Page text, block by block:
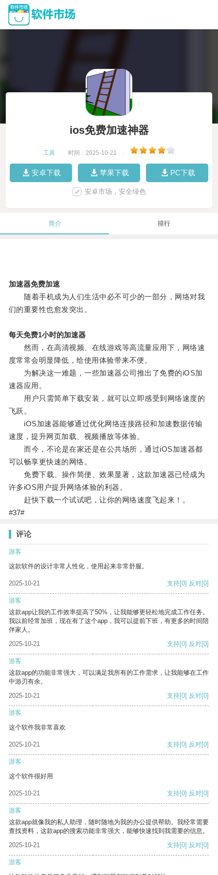
ios免费加速神器
工具 时间：2025-10-21
安卓下载 苹果下载 PC下载
安卓市场，安全绿色
简介 排行
加速器免费加速
随着手机成为人们生活中必不可少的一部分，网络对我
们的重要性也愈发突出。
每天免费1小时的加速器
然而，在高清视频、在线游戏等高流量应用下，网络速
度常常会明显降低，给使用体验带来不便。
为解决这一难题，一些加速器公司推出了免费的iOS加
速器应用。
用户只需简单下载安装，就可以立即感受到网络速度的
飞跃。
iOS加速器能够通过优化网络连接路径和加速数据传输
速度，提升网页加载、视频播放等体验。
而今，不论是在家还是在公共场所，通过iOS加速器都
可以畅享更快速的网络。
免费下载、操作简便、效果显著，这款加速器已经成为
许多iOS用户提升网络体验的利器。
赶快下载一个试试吧，让你的网络速度飞起来！。
#37#
评论
游客
这款软件的设计非常人性化，使用起来非常舒服。
2025-10-21 支持[0] 反对[0]
游客
这款app让我的工作效率提高了50%，让我能够更轻松地完成工作任务。
我以前经常加班，现在有了这个app，我可以提前下班，有更多的时间陪
伴家人。
2025-10-21
支持[0] 反对[0]
游客
这款app的功能非常强大，可以满足我所有的工作需求，让我能够在工作
中游刃有余。
2025-10-21
支持[0] 反对[0]
游客
这个软件我非常喜欢
2025-10-21 支持[0] 反对[0]
游客
这个软件很好用
2025-10-21 支持[0] 反对[0]
游客
这款app就像我的私人助理，随时随地为我的办公提供帮助。我经常需要
查找资料，这款app的搜索功能非常强大，能够快速找到我需要的信息。
2025-10-21
支持[0] 反对[0]
游客